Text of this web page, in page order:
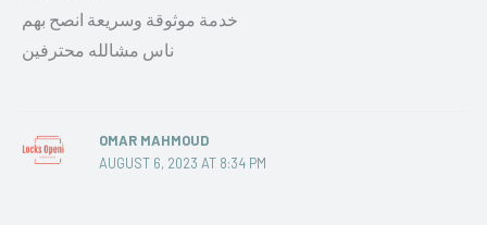
خدمة موثوقة وسريعة انصح بهم
ناس مشالله محترفين
OMAR MAHMOUD
AUGUST 6, 2023 AT 8:34 PM